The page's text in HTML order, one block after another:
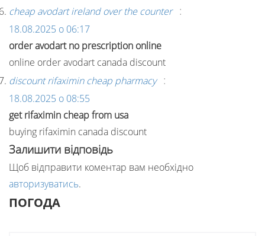
cheap avodart ireland over the counter :
18.08.2025 о 06:17
order avodart no prescription online
online order avodart canada discount
discount rifaximin cheap pharmacy :
18.08.2025 о 08:55
get rifaximin cheap from usa
buying rifaximin canada discount
Залишити відповідь
Щоб відправити коментар вам необхідно
авторизуватись.
ПОГОДА